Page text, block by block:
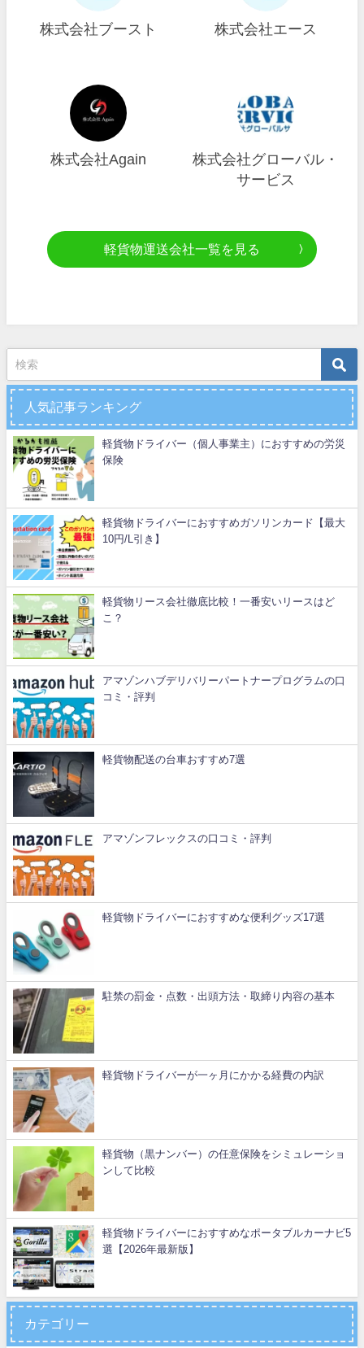
株式会社ブースト 株式会社エース
株式会社Again
株式会社グローバル・
サービス
軽貨物運送会社一覧を見る
人気記事ランキング
軽貨物ドライバー（個人事業主）におすすめの労災
保険
軽貨物ドライバーにおすすめガソリンカード【最大
10円/L引き】
軽貨物リース会社徹底比較！一番安いリースはど
こ？
アマゾンハブデリバリーパートナープログラムの口
コミ・評判
軽貨物配送の台車おすすめ7選
アマゾンフレックスの口コミ・評判
軽貨物ドライバーにおすすめな便利グッズ17選
駐禁の罰金・点数・出頭方法・取締り内容の基本
軽貨物ドライバーが一ヶ月にかかる経費の内訳
軽貨物（黒ナンバー）の任意保険をシミュレーショ
ンして比較
軽貨物ドライバーにおすすめなポータブルカーナビ5
選【2026年最新版】
カテゴリー